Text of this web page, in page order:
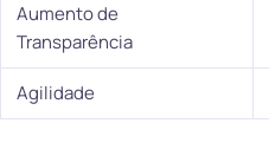
Aumento de
Transparência
Agilidade